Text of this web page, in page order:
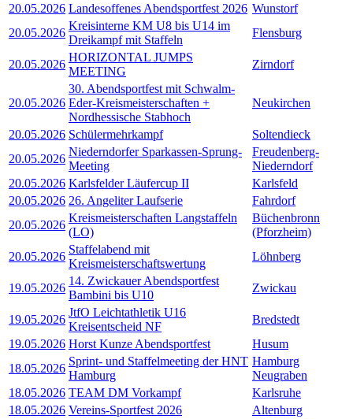
20.05.2026 Landesoffenes Abendsportfest 2026 Wunstorf
20.05.2026
Kreisinterne KM U8 bis U14 im
Dreikampf mit Staffeln
Flensburg
20.05.2026
HORIZONTAL JUMPS
MEETING
Zirndorf
20.05.2026
30. Abendsportfest mit Schwalm-
Eder-Kreismeisterschaften +
Nordhessische Stabhoch
Neukirchen
20.05.2026 Schülermehrkampf
Soltendieck
20.05.2026
Niederndorfer Sparkassen-Sprung-
Meeting
Freudenberg-
Niederndorf
20.05.2026 Karlsfelder Läufercup II
Karlsfeld
20.05.2026 26. Angeliter Laufserie
Fahrdorf
20.05.2026
Kreismeisterschaften Langstaffeln
(LO)
Büchenbronn
(Pforzheim)
20.05.2026
Staffelabend mit
Kreismeisterschaftswertung
Löhnberg
19.05.2026
14. Zwickauer Abendsportfest
Bambini bis U10
Zwickau
19.05.2026
JtfO Leichtathletik U16
Kreisentscheid NF
Bredstedt
19.05.2026 Horst Kunze Abendsportfest
Husum
18.05.2026
Sprint- und Staffelmeeting der HNT
Hamburg
Hamburg
Neugraben
18.05.2026 TEAM DM Vorkampf
Karlsruhe
18.05.2026 Vereins-Sportfest 2026 Altenburg